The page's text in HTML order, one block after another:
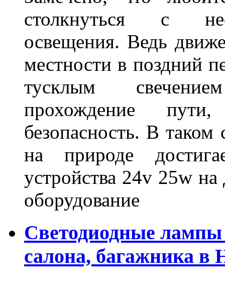
столкнуться с
освещения. Ведь
местности в поздний
тусклым
прохождение
безопасность. В
на природе
устройства 24v 25w
оборудование
Светодиодные лампы
салона, багажника в